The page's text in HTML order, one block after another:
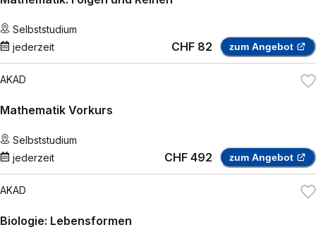
Selbststudium
jederzeit
CHF 82 zum Angebot
AKAD
Mathematik Vorkurs
Selbststudium
jederzeit
CHF 492 zum Angebot
AKAD
Biologie: Lebensformen